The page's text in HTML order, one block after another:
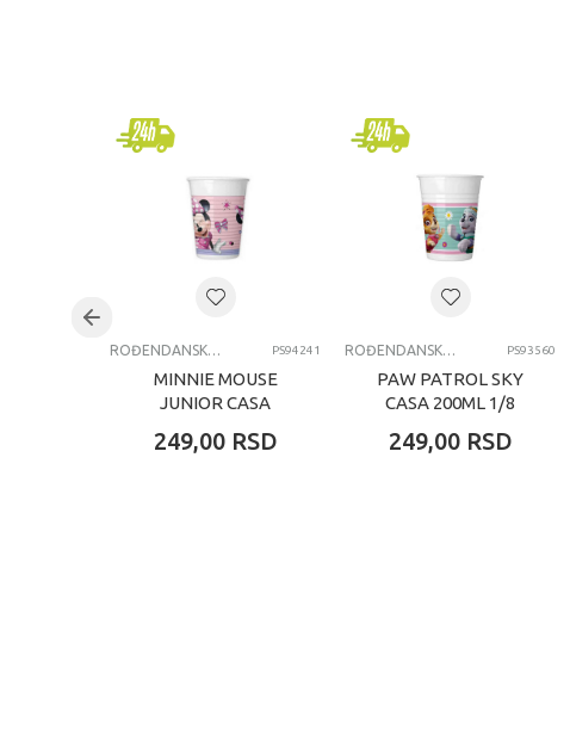
Brend
ROĐENDANSKE ČAŠE PS94241
MINNIE MOUSE
JUNIOR CASA
249,00 RSD
ROĐENDANSKE ČAŠE PS93560
PAW PATROL SKY
CASA 200ML 1/8
249,00 RSD